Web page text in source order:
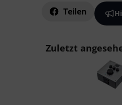
Teilen
Zuletzt